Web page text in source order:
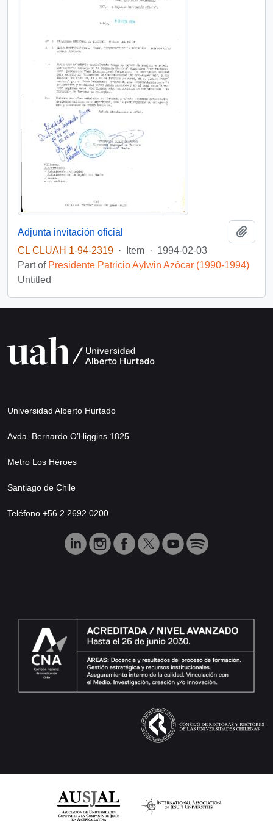
Adjunta invitación oficial
CL CLUAH 1-94-2319 · Item · 1994-02-03
Part of Presidente Patricio Aylwin Azócar (1990-1994)
Untitled
Universidad Alberto Hurtado
Avda. Bernardo O’Higgins 1825
Metro Los Héroes
Santiago de Chile
Teléfono +56 2 2692 0200